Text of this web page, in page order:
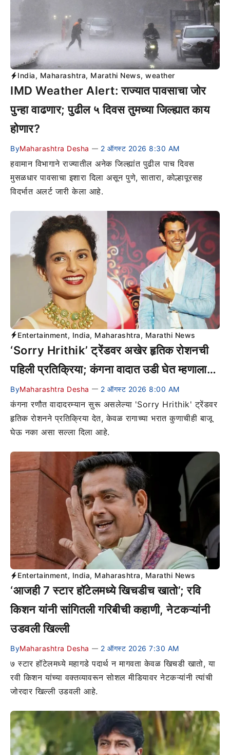
India, Maharashtra, Marathi News, weather
IMD Weather Alert: राज्यात पावसाचा जोर
पुन्हा वाढणार; पुढील ५ दिवस तुमच्या जिल्ह्यात काय
होणार?
ByMaharashtra Desha — 2 ऑगस्ट 2026 8:30 AM
हवामान विभागाने राज्यातील अनेक जिल्ह्यांत पुढील पाच दिवस
मुसळधार पावसाचा इशारा दिला असून पुणे, सातारा, कोल्हापूरसह
विदर्भात अलर्ट जारी केला आहे.
Entertainment, India, Maharashtra, Marathi News
‘Sorry Hrithik’ ट्रेंडवर अखेर हृतिक रोशनची
पहिली प्रतिक्रिया; कंगना वादात उडी घेत म्हणाला…
ByMaharashtra Desha — 2 ऑगस्ट 2026 8:00 AM
कंगना रणौत वादादरम्यान सुरू असलेल्या 'Sorry Hrithik' ट्रेंडवर
हृतिक रोशनने प्रतिक्रिया देत, केवळ रागाच्या भरात कुणाचीही बाजू
घेऊ नका असा सल्ला दिला आहे.
Entertainment, India, Maharashtra, Marathi News
‘आजही 7 स्टार हॉटेलमध्ये खिचडीच खातो’; रवि
किशन यांनी सांगितली गरिबीची कहाणी, नेटकऱ्यांनी
उडवली खिल्ली
ByMaharashtra Desha — 2 ऑगस्ट 2026 7:30 AM
७ स्टार हॉटेलमध्ये महागडे पदार्थ न मागवता केवळ खिचडी खातो, या
रवी किशन यांच्या वक्तव्यावरून सोशल मीडियावर नेटकऱ्यांनी त्यांची
जोरदार खिल्ली उडवली आहे.